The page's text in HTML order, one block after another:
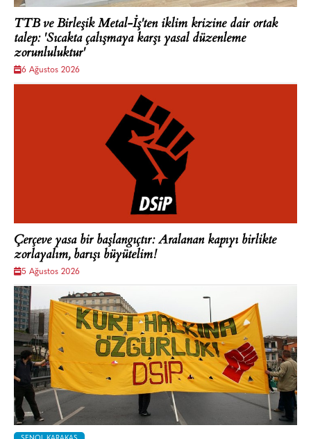
TTB ve Birleşik Metal-İş'ten iklim krizine dair ortak
talep: 'Sıcakta çalışmaya karşı yasal düzenleme
zorunluluktur'
6 Ağustos 2026
Çerçeve yasa bir başlangıçtır: Aralanan kapıyı birlikte
zorlayalım, barışı büyütelim!
5 Ağustos 2026